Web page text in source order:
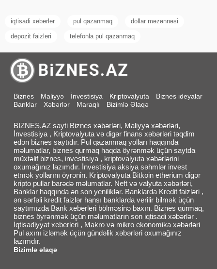
iqtisadi xeberler pul qazanmaq dollar məzənnəsi
depozit faizleri telefonla pul qazanmaq
Biznes Maliyyə İnvestisiya Kriptovalyuta
Biznes ideyalar
Banklar
Xəbərlər Maraqlı Bizimlə Əlaqə
BIZNES.AZ sayti Biznes xəbərləri, Maliyyə xəbərləri,
İnvestisiya , Kriptovalyuta və digər finans xəbərləri təqdim
edən biznes saytıdır. Pul qazanmaq yolları haqqında
məlumatlar, biznes qurmaq haqda öyrənmək üçün saytda
müxtəlif biznes, investisiya , kriptovalyuta xəbərlərini
oxumağınız lazımdır. İnvestisiya aksiya səhmlər invest
etmək yollarını öyrənin. Kriptovalyuta Bitkoin etherium digər
kripto pullar barədə məlumatlar. Neft və valyuta xəbərləri,
Banklar haqqında ən son yeniliklər. Banklarda Kredit faizləri ,
ən sərfəli kredit faizlər hansı banklarda verilir bilmək üçün
saytımızda Bank xeberleri bölməsinə baxın. Biznes qurmaq,
biznes öyrənmək üçün məlumatların son iqtisadi xəbərlər .
İqtisadiyyat xeberleri , Makro və mikro ekonomika xəbərləri
Pul axını izləmək üçün gündəlik xəbərləri oxumağınız
lazımdır.
Bizimlə əlaqə